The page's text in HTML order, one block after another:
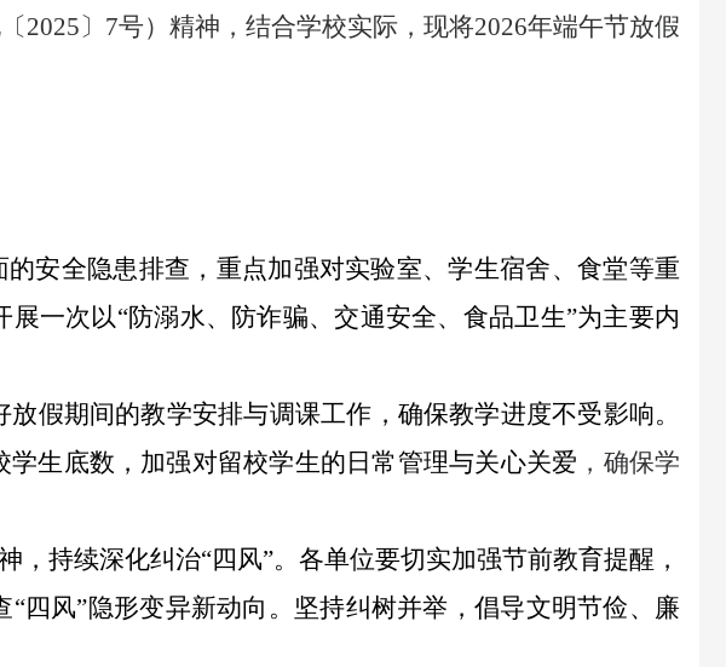
2025〕7号）精神， 结合学校实际，现将2026年端午节放假
安全隐患排查，重点加强对实验室、学生宿舍、食堂等重
展一次以“防溺水、防诈骗、交通安全、食品卫生”为主要内
假期间的教学安排与调课工作，确保教学进度不受影响。
生底数，加强对留校学生的日常管理与关心关爱 ，确保学
，持续深化纠治“四风”。各单位要切实加强节前教育提醒，
四风”隐形变异新动向。坚持纠树并举，倡导文明节俭、廉